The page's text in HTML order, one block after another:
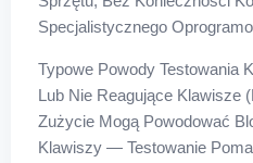
Specjalistycznego
Typowe Powody Testowania
Lub Nie Reagujące Klawisze
Zużycie Mogą Powodować
Klawiszy — Testowanie